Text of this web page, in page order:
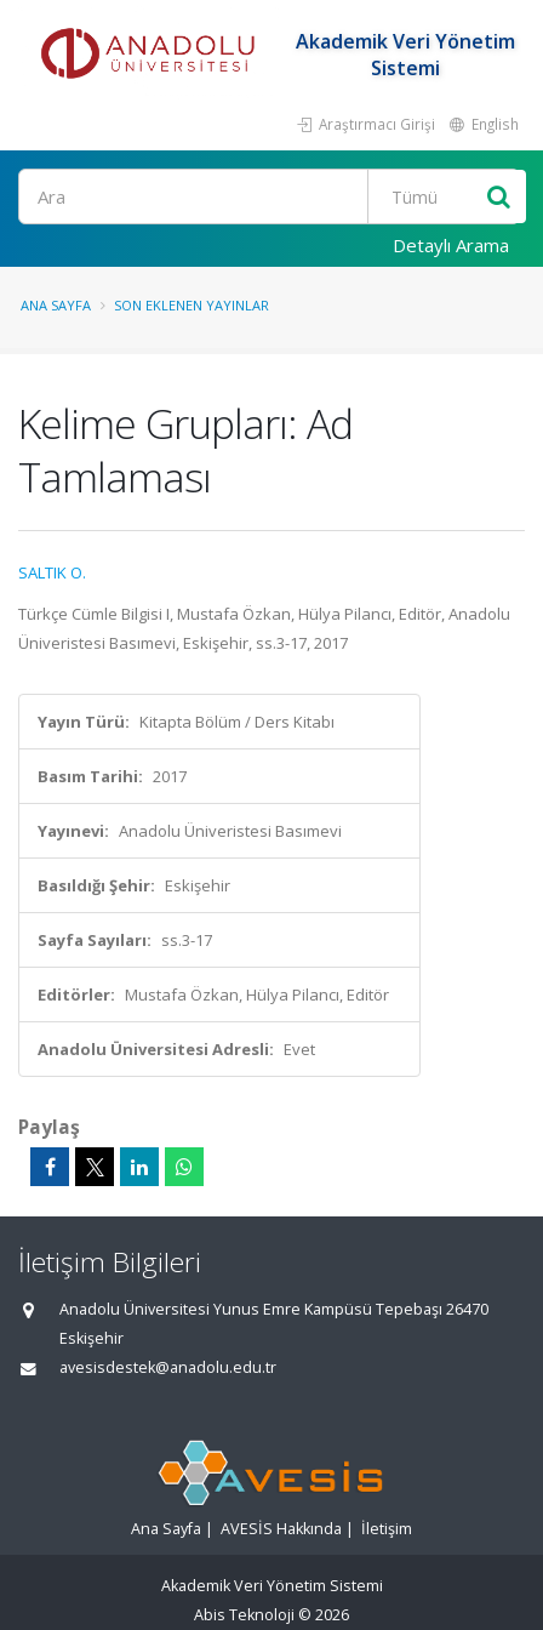
Akademik Veri Yönetim
Sistemi
Araştırmacı Girişi English
Ara
Detaylı Arama
ANA SAYFA SON EKLENEN YAYINLAR
Kelime Grupları: Ad
Tamlaması
SALTIK O.
Türkçe Cümle Bilgisi I, Mustafa Özkan, Hülya Pilancı, Editör, Anadolu
Üniveristesi Basımevi, Eskişehir, ss.3-17, 2017
Yayın Türü: Kitapta Bölüm / Ders Kitabı
Basım Tarihi: 2017
Yayınevi: Anadolu Üniveristesi Basımevi
Basıldığı Şehir: Eskişehir
Sayfa Sayıları: ss.3-17
Editörler: Mustafa Özkan, Hülya Pilancı, Editör
Anadolu Üniversitesi Adresli: Evet
Paylaş
İletişim Bilgileri
Anadolu Üniversitesi Yunus Emre Kampüsü Tepebaşı 26470
Eskişehir
avesisdestek@anadolu.edu.tr
Ana Sayfa | AVESİS Hakkında | İletişim
Akademik Veri Yönetim Sistemi
Abis Teknoloji © 2026